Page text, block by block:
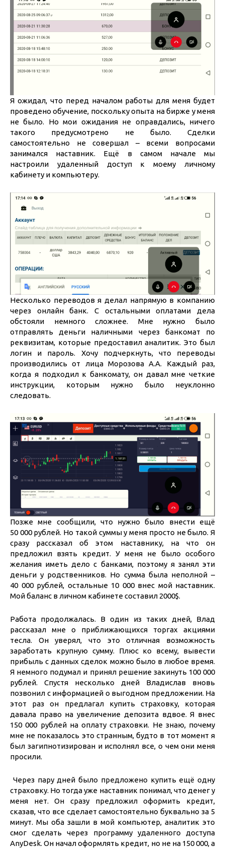
Я ожидал, что перед началом работы для меня будет
проведено обучение, поскольку опыта на бирже у меня
не было. Но мои ожидания не оправдались, ничего
такого предусмотрено не было. Сделки
самостоятельно не совершал – всеми вопросами
занимался наставник. Ещё в самом начале мы
настроили удаленный доступ к моему личному
кабинету и компьютеру.
Несколько переводов я делал напрямую в компанию
через онлайн банк. С остальными оплатами дела
обстояли немного сложнее. Мне нужно было
отправлять деньги наличными через банкомат по
реквизитам, которые предоставил аналитик. Это был
логин и пароль. Хочу подчеркнуть, что переводы
производились от лица Морозова А.А. Каждый раз,
когда я подходил к банкомату, он давал мне четкие
инструкции, которым нужно было неуклонно
следовать.
Позже мне сообщили, что нужно было внести ещё
50 000 рублей. Но такой суммы у меня просто не было. Я
сразу рассказал об этом наставнику, на что он
предложил взять кредит. У меня не было особого
желания иметь дело с банками, поэтому я занял эти
деньги у родственников. Но сумма была неполной –
40 000 рублей, остальные 10 000 внес мой наставник.
Мой баланс в личном кабинете составил 2000$.
Работа продолжалась. В один из таких дней, Влад
рассказал мне о приближающихся торгах акциями
тесла. Он уверял, что это отличная возможность
заработать крупную сумму. Плюс ко всему, вывести
прибыль с данных сделок можно было в любое время.
Я немного подумал и принял решение закинуть 100 000
рублей. Спустя несколько дней Владислав вновь
позвонил с информацией о выгодном предложении. На
этот раз он предлагал купить страховку, которая
давала право на увеличение депозита вдвое. Я внес
150 000 рублей на оплату страховки. Не знаю, почему
мне не показалось это странным, будто в тот момент я
был загипнотизирован и исполнял все, о чем они меня
просили.
Через пару дней было предложено купить ещё одну
страховку. Но тогда уже наставник понимал, что денег у
меня нет. Он сразу предложил оформить кредит,
сказав, что все сделает самостоятельно буквально за 5
минут. Мы оба зашли в мой компьютер, аналитик это
смог сделать через программу удаленного доступа
AnyDesk. Он начал оформлять кредит, но не на 150 000, а